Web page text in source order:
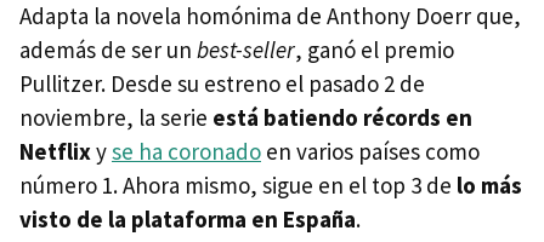
Adapta la novela homónima de Anthony Doerr que,
además de ser un best-seller, ganó el premio
Pullitzer. Desde su estreno el pasado 2 de
noviembre, la serie está batiendo récords en
Netflixyse ha coronado en varios países como
número 1. Ahora mismo, sigue en el top 3 de lo más
visto de la plataforma en España.